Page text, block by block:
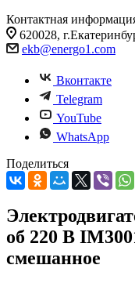
Контактная
620028,
ekb@energo1.com
Вконтакте
Telegram
YouTube
WhatsApp
Поделиться
об 220 В
смешанное